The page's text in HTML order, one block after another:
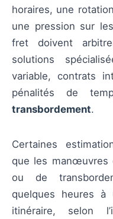
horaires, une
une pression sur
fret doivent
solutions
variable, contrats
pénalités de
transbordement.
Certaines
que les manœuvres
ou de
quelques heures
itinéraire, selon